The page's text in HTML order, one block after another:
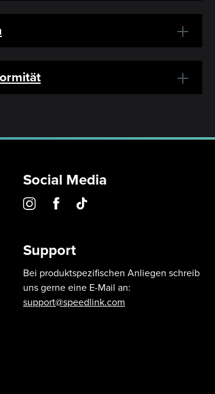
Social Media
Support
Bei produktspezifischen Anliegen schreib
uns gerne eine E-Mail an:
support@speedlink.com